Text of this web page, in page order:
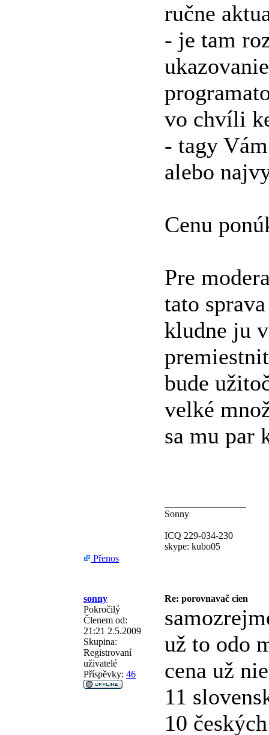
ručne
- je tam
vo chvíli
- tagy
alebo
Cenu
Pre
tato
kludne ju
bude
velké
sa mu par
Sonny
ICQ 229-034-230
skype: kubo05
Přenos
sonny
Re: porovnavač cien
Pokročilý
Členem od:
21:21 2.5.2009
Skupina:
Registrovaní
uživatelé
Příspěvky: 46
už to odo
cena už
11
10